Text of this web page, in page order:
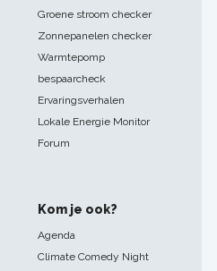
Groene stroom checker
Zonnepanelen checker
Warmtepomp
bespaarcheck
Ervaringsverhalen
Lokale Energie Monitor
Forum
Kom je ook?
Agenda
Climate Comedy Night